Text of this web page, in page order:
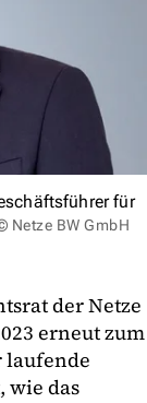
für
Netze BW GmbH
der Netze
erneut zum
laufende
wie das